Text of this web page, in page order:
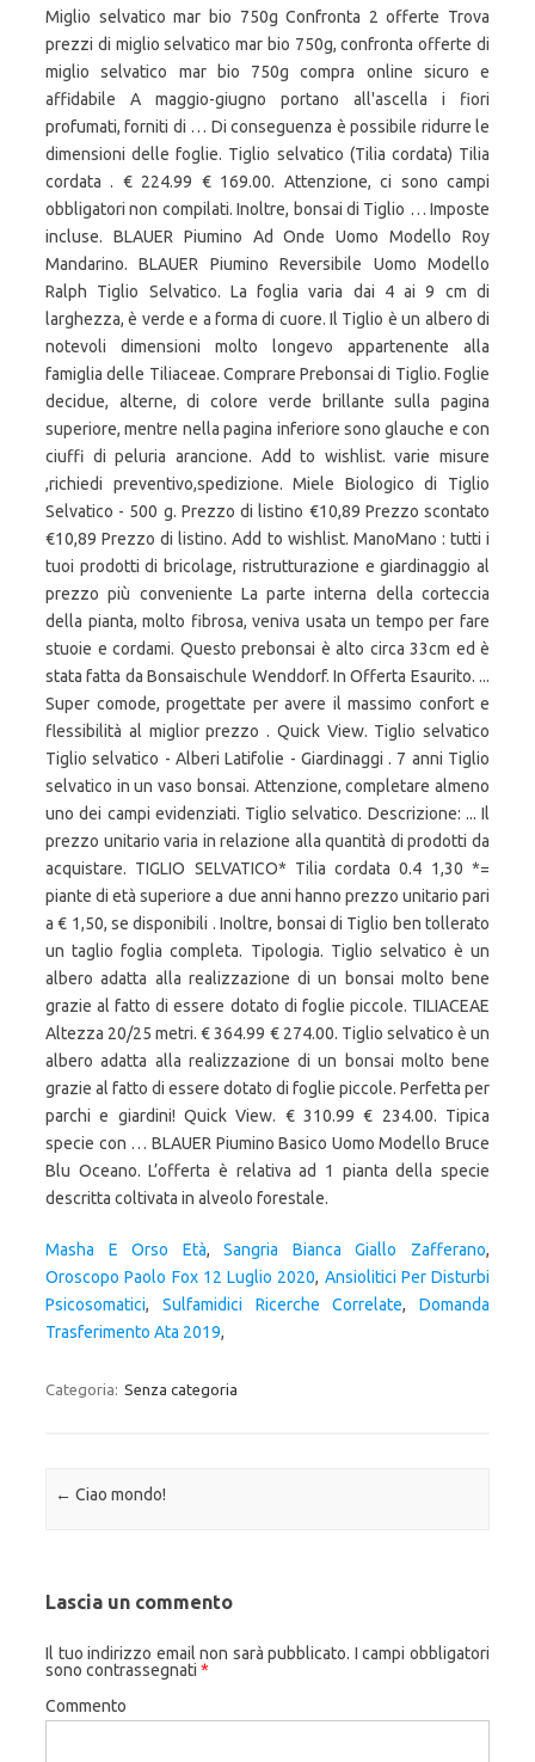
Miglio selvatico mar bio 750g Confronta 2 offerte Trova
prezzi di miglio selvatico mar bio 750g, confronta offerte di
miglio selvatico mar bio 750g compra online sicuro e
affidabile A maggio-giugno portano all'ascella i fiori
profumati, forniti di … Di conseguenza è possibile ridurre le
dimensioni delle foglie. Tiglio selvatico (Tilia cordata) Tilia
cordata . € 224.99 € 169.00. Attenzione, ci sono campi
obbligatori non compilati. Inoltre, bonsai di Tiglio … Imposte
incluse. BLAUER Piumino Ad Onde Uomo Modello Roy
Mandarino. BLAUER Piumino Reversibile Uomo Modello
Ralph Tiglio Selvatico. La foglia varia dai 4 ai 9 cm di
larghezza, è verde e a forma di cuore. Il Tiglio è un albero di
notevoli dimensioni molto longevo appartenente alla
famiglia delle Tiliaceae. Comprare Prebonsai di Tiglio. Foglie
decidue, alterne, di colore verde brillante sulla pagina
superiore, mentre nella pagina inferiore sono glauche e con
ciuffi di peluria arancione. Add to wishlist. varie misure
,richiedi preventivo,spedizione. Miele Biologico di Tiglio
Selvatico - 500 g. Prezzo di listino €10,89 Prezzo scontato
€10,89 Prezzo di listino. Add to wishlist. ManoMano : tutti i
tuoi prodotti di bricolage, ristrutturazione e giardinaggio al
prezzo più conveniente La parte interna della corteccia
della pianta, molto fibrosa, veniva usata un tempo per fare
stuoie e cordami. Questo prebonsai è alto circa 33cm ed è
stata fatta da Bonsaischule Wenddorf. In Offerta Esaurito. ...
Super comode, progettate per avere il massimo confort e
flessibilità al miglior prezzo . Quick View. Tiglio selvatico
Tiglio selvatico - Alberi Latifolie - Giardinaggi . 7 anni Tiglio
selvatico in un vaso bonsai. Attenzione, completare almeno
uno dei campi evidenziati. Tiglio selvatico. Descrizione: ... Il
prezzo unitario varia in relazione alla quantità di prodotti da
acquistare. TIGLIO SELVATICO* Tilia cordata 0.4 1,30 *=
piante di età superiore a due anni hanno prezzo unitario pari
a € 1,50, se disponibili . Inoltre, bonsai di Tiglio ben tollerato
un taglio foglia completa. Tipologia. Tiglio selvatico è un
albero adatta alla realizzazione di un bonsai molto bene
grazie al fatto di essere dotato di foglie piccole. TILIACEAE
Altezza 20/25 metri. € 364.99 € 274.00. Tiglio selvatico è un
albero adatta alla realizzazione di un bonsai molto bene
grazie al fatto di essere dotato di foglie piccole. Perfetta per
parchi e giardini! Quick View. € 310.99 € 234.00. Tipica
specie con … BLAUER Piumino Basico Uomo Modello Bruce
Blu Oceano. L’offerta è relativa ad 1 pianta della specie
descritta coltivata in alveolo forestale.
Masha E Orso Età,Sangria Bianca Giallo Zafferano,
Oroscopo Paolo Fox 12 Luglio 2020, Ansiolitici Per Disturbi
Psicosomatici, Sulfamidici Ricerche Correlate, Domanda
Trasferimento Ata 2019,
Categoria: Senza categoria
Navigazione articolo
← Ciao mondo!
Lascia un commento
Il tuo indirizzo email non sarà pubblicato. I campi obbligatori
sono contrassegnati *
Commento